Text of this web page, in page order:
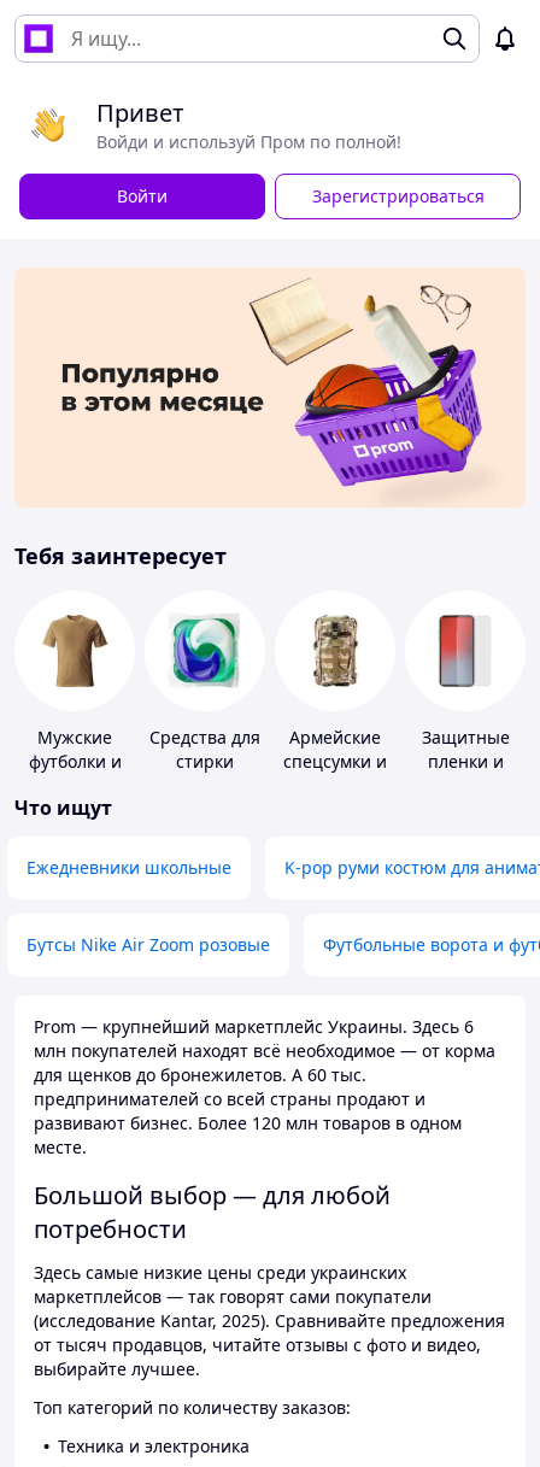
Привет
Войди и используй Пром по полной!
Войти Зарегистрироваться
Тебя заинтересует
Мужские
футболки и
Средства для
стирки
Армейские
спецсумки и
Защитные
пленки и
Что ищут
Ежедневники школьные K-pop руми костюм для
Бутсы Nike Air Zoom розовые Футбольные ворота и
Prom — крупнейший маркетплейс Украины. Здесь 6
млн покупателей находят всё необходимое — от корма
для щенков до бронежилетов. А 60 тыс.
предпринимателей со всей страны продают и
развивают бизнес. Более 120 млн товаров в одном
месте.
Большой выбор — для любой
потребности
Здесь самые низкие цены среди украинских
маркетплейсов — так говорят сами покупатели
(исследование Kantar, 2025). Сравнивайте предложения
от тысяч продавцов, читайте отзывы с фото и видео,
выбирайте лучшее.
Топ категорий по количеству заказов:
Техника и электроника